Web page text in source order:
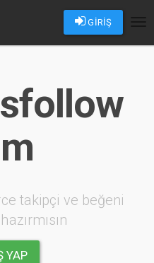
GİRİŞ
takipçi ve beğeni
YAP